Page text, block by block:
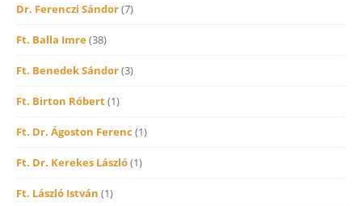
Dr. Ferenczi Sándor(7)
Ft. Balla Imre(38)
Ft. Benedek Sándor(3)
Ft. Birton Róbert(1)
Ft. Dr. Ágoston Ferenc (1)
Ft. Dr. Kerekes László(1)
Ft. László István (1)